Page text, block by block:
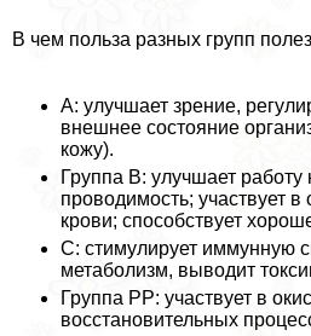
В чем польза разных групп
А: улучшает зрение,
внешнее состояние
кожу).
Группа В: улучшает работу
проводимость; участвует в
крови; способствует
С: стимулирует иммунную
метаболизм, выводит
Группа РР: участвует в
восстановительных